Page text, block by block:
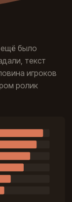
ещё было
текст
игроков
ролик